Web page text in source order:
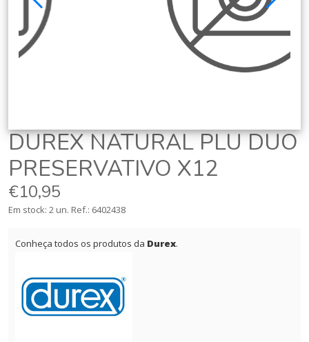
DUREX NATURAL PLU DUO
PRESERVATIVO X12
€10,95
Em stock: 2 un. Ref.: 6402438
Conheça todos os produtos da Durex.